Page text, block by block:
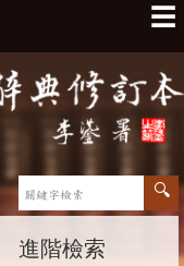
☰
進階檢索